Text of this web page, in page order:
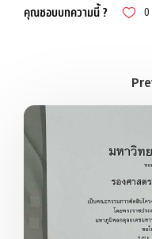
คุณชอบบทความนี้ ? 0